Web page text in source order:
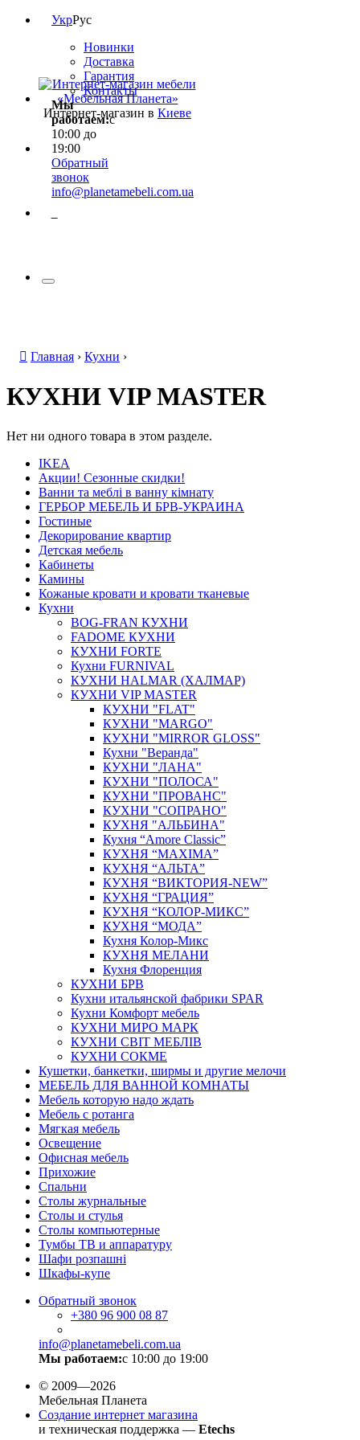
УкрРус
Новинки
Доставка
Гарантия
Контакты
Мы
работаем:с
10:00 до
19:00
Обратный
звонок
info@planetamebeli.com.ua
Интернет-магазин в Киеве
Главная › Кухни ›
КУХНИ VIP MASTER
Нет ни одного товара в этом разделе.
IKEA
Акции! Сезонные скидки!
Ванни та меблі в ванну кімнату
ГЕРБОР МЕБЕЛЬ И БРВ-УКРАИНА
Гостиные
Декорирование квартир
Детская мебель
Кабинеты
Камины
Кожаные кровати и кровати тканевые
Кухни
BOG-FRAN КУХНИ
FADOME КУХНИ
КУХНИ FORTE
Кухни FURNIVAL
КУХНИ HALMAR (ХАЛМАР)
КУХНИ VIP MASTER
КУХНИ "FLAT"
КУХНИ "MARGO"
КУХНИ "MIRROR GLOSS"
Кухни "Веранда"
КУХНИ "ЛАНА"
КУХНИ "ПОЛОСА"
КУХНИ "ПРОВАНС"
КУХНИ "СОПРАНО"
КУХНЯ "АЛЬБИНА"
Кухня “Amore Classic”
КУХНЯ “MAXIMA”
КУХНЯ “АЛЬТА”
КУХНЯ “ВИКТОРИЯ-NEW”
КУХНЯ “ГРАЦИЯ”
КУХНЯ “КОЛОР-МИКС”
КУХНЯ “МОДА”
Кухня Колор-Микс
КУХНЯ МЕЛАНИ
Кухня Флоренция
КУХНИ БРВ
Кухни итальянской фабрики SPAR
Кухни Комфорт мебель
КУХНИ МИРО МАРК
КУХНИ СВІТ МЕБЛІВ
КУХНИ СОКМЕ
Кушетки, банкетки, ширмы и другие мелочи
МЕБЕЛЬ ДЛЯ ВАННОЙ КОМНАТЫ
Мебель которую надо ждать
Мебель с ротанга
Мягкая мебель
Освещение
Офисная мебель
Прихожие
Спальни
Столы журнальные
Столы и стулья
Столы компьютерные
Тумбы ТВ и аппаратуру
Шафи розпашні
Шкафы-купе
Обратный звонок
+380 96 900 08 87
info@planetamebeli.com.ua
Мы работаем:с 10:00 до 19:00
© 2009—2026
Мебельная Планета
Создание интернет магазина
и техническая поддержка — Etechs